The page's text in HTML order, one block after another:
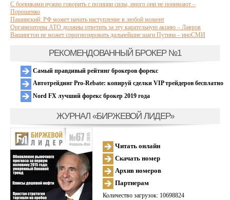
С боевиками нужно говорить с позиции силы, иного они не понимают –
Порошенко
Пашинский: РФ может начать наступление в любой момент
Организаторы АТО должны ответить за эту карательную акцию – Лавров
Вашингтон не может спрогнозировать дальнейшие шаги Путина – иноСМИ
РЕКОМЕНДОВАННЫЙ БРОКЕР №1
Самый правдивый рейтинг брокеров форекс
Автотрейдинг Pro-Rebate: копируй сделки VIP трейдеров бесплатно
Nord FX лучший форекс брокер 2019 года
ЖУРНАЛ «БИРЖЕВОЙ ЛИДЕР»
Читать онлайн
Скачать номер
Архив номеров
Партнерам
Количество загрузок: 10698824